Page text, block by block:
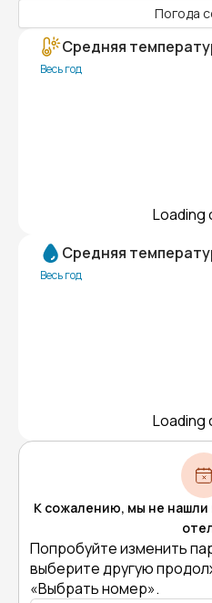
Погода
Средняя
Весь год
Loading
Средняя
Весь год
Loading
К сожалению, мы не нашли
Попробуйте изменить
выберите другую
«Выбрать номер».